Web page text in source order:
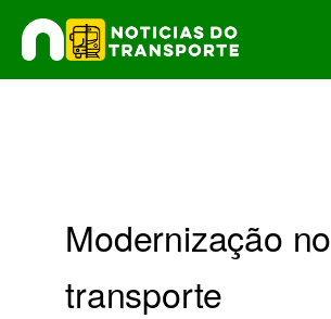
para
o
Modernização no
transporte